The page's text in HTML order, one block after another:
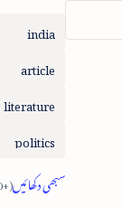
india
article
literature
politics